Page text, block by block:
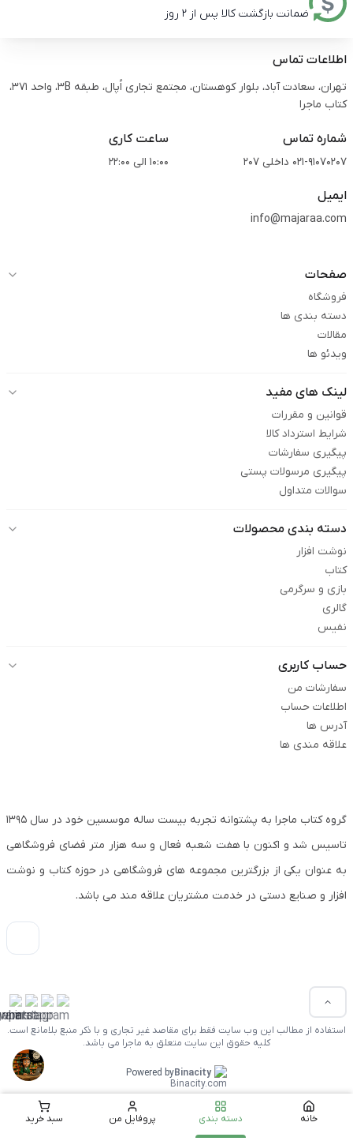
ضمانت بازگشت کالا پس از 2 روز
اطلاعات تماس
تهران، سعادت آباد، بلوار کوهستان، مجتمع تجاری اُپال، طبقه 3B، واحد 371،
کتاب ماجرا
شماره تماس
021-91070207 داخلی 207
ساعت کاری
10:00 الی 22:00
ایمیل
info@majaraa.com
صفحات
فروشگاه
دسته بندی ها
مقالات
ویدئو ها
لینک های مفید
قوانین و مقررات
شرایط استرداد کالا
پیگیری سفارشات
پیگیری مرسولات پستی
سوالات متداول
دسته بندی محصولات
نوشت افزار
کتاب
بازی و سرگرمی
گالری
نفیس
حساب کاربری
سفارشات من
اطلاعات حساب
آدرس ها
علاقه مندی ها
گروه کتاب ماجرا به پشتوانه تجربه بیست ساله موسسین خود در سال ۱۳۹۵
تاسیس شد و اکنون با هفت شعبه فعال و سه هزار متر فضای فروشگاهی
به عنوان یکی از بزرگترین مجموعه های فروشگاهی در حوزه کتاب و نوشت
افزار و صنایع دستی در خدمت مشتریان علاقه مند می باشد.
استفاده از مطالب این وب سایت فقط برای مقاصد غیر تجاری و با ذکر منبع بلامانع است.
کلیه حقوق این سایت متعلق به ماجرا می باشد.
Powered byBinacity
خانه دسته بندی پروفایل من سبد خرید